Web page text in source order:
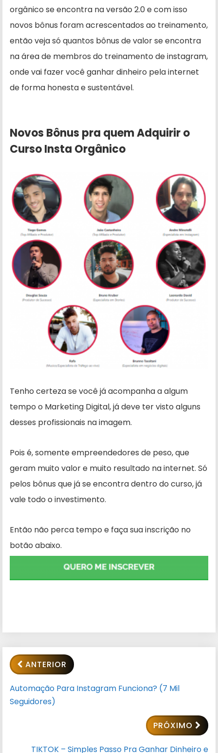
orgânico se encontra na versão 2.0 e com isso
novos bônus foram acrescentados ao treinamento,
então veja só quantos bônus de valor se encontra
na área de membros do treinamento de instagram,
onde vai fazer você ganhar dinheiro pela internet
de forma honesta e sustentável.
Novos Bônus pra quem Adquirir o
Curso Insta Orgânico
Tenho certeza se você já acompanha a algum
tempo o Marketing Digital, já deve ter visto alguns
desses profissionais na imagem.
Pois é, somente empreendedores de peso, que
geram muito valor e muito resultado na internet. Só
pelos bônus que já se encontra dentro do curso, já
vale todo o investimento.
Então não perca tempo e faça sua inscrição no
botão abaixo.
ANTERIOR
Automação Para Instagram Funciona? (7 Mil
Seguidores)
PRÓXIMO
TIKTOK – Simples Passo Pra Ganhar Dinheiro e